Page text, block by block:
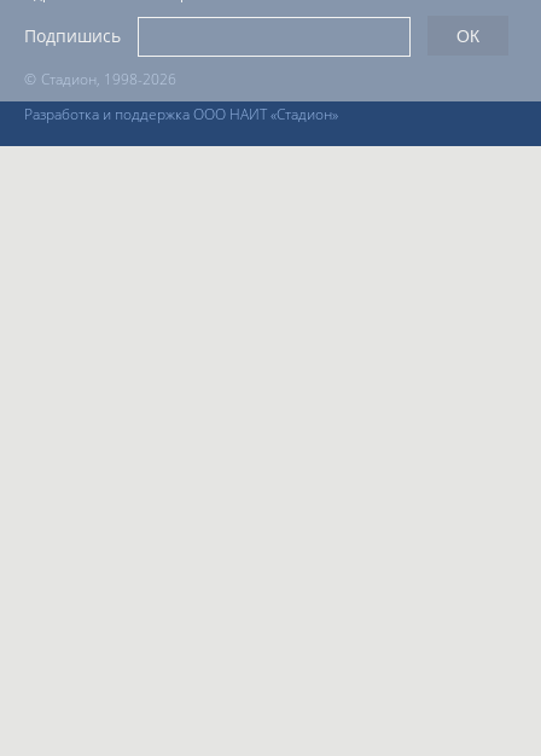
© Стадион, 1998-2026
Разработка и поддержка ООО НАИТ «Стадион»
Подпишись